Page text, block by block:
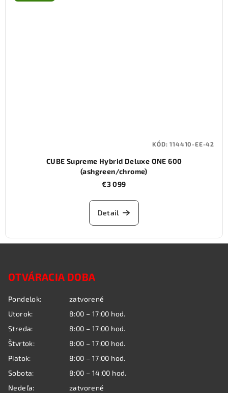
CUBE Supreme Hybrid Deluxe ONE 600
(ashgreen/chrome)
€3 099
Detail
KÓD:114410-EE-42
OTVÁRACIA DOBA
Pondelok:
zatvorené
Utorok:
8:00 – 17:00 hod.
Streda:
8:00 – 17:00 hod.
Štvrtok:
8:00 – 17:00 hod.
Piatok:
8:00 – 17:00 hod.
Sobota:
8:00 – 14:00 hod.
Nedeľa:
zatvorené